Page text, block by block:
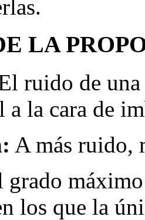
LA
ruido de
la cara de
A más ruido,
grado
los que la